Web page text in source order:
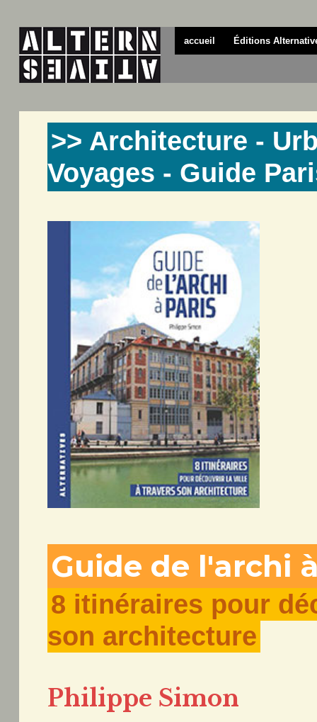
accueil Éditions
>> Architecture -
Voyages - Guide
Guide de l'archi
8 itinéraires pour
son architecture
Philippe Simon